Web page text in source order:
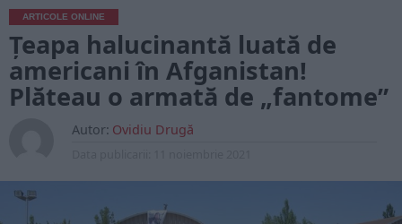
ARTICOLE ONLINE
Țeapa halucinantă luată de
americani în Afganistan!
Plăteau o armată de „fantome”
Autor: Ovidiu Drugă